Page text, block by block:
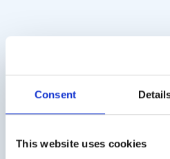
Consent
This website uses cookies
butanol
428,00 excl. BTW